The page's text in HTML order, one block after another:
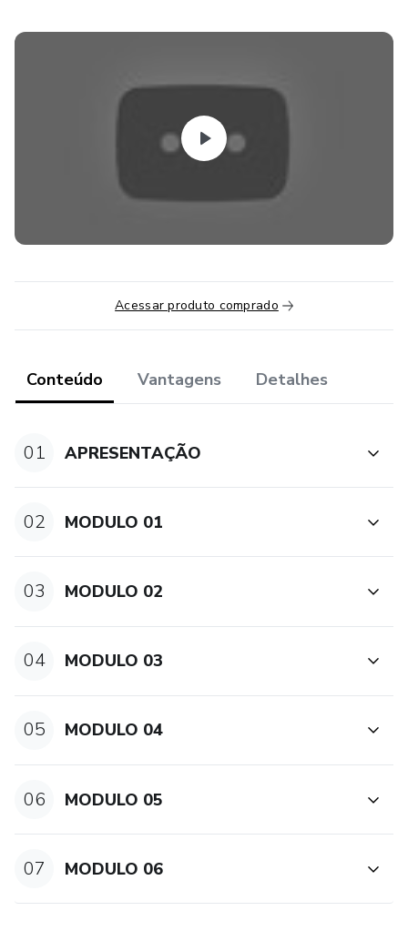
Acessar produto comprado
Conteúdo Vantagens Detalhes
01 APRESENTAÇÃO
02 MODULO 01
03 MODULO 02
04 MODULO 03
05 MODULO 04
06 MODULO 05
07 MODULO 06